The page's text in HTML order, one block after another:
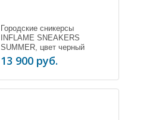
Городские сникерсы
INFLAME SNEAKERS
SUMMER, цвет черный
13 900 руб.